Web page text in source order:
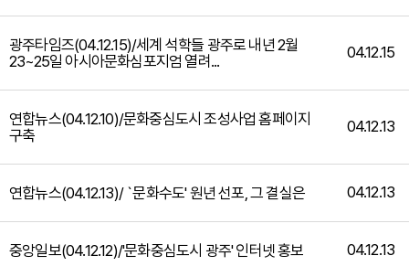
광주타임즈(04.12.15)/세계 석학들 광주로 내년 2월
23~25일 아시아문화심포지엄 열려...
04.12.15
연합뉴스(04.12.10)/문화중심도시 조성사업 홈페이지
구축
04.12.13
연합뉴스(04.12.13)/ `문화수도' 원년 선포, 그 결실은 04.12.13
중앙일보(04.12.12)/'문화중심도시 광주' 인터넷 홍보 04.12.13